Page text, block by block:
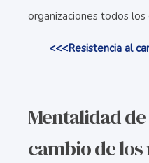
organizaciones todos los
<<<Resistencia al
Mentalidad
cambio de